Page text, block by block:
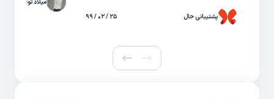
پشتیبانی حال ۲۵ / ۰۲ / ۹۹
میلاد توکلی